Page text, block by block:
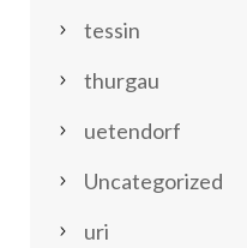
tessin
thurgau
uetendorf
Uncategorized
uri